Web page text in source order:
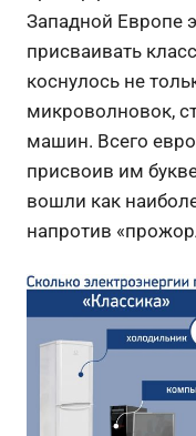
Западной Европе
присваивать
коснулось не
микроволновок,
машин. Всего
присвоив им
вошли как
напротив